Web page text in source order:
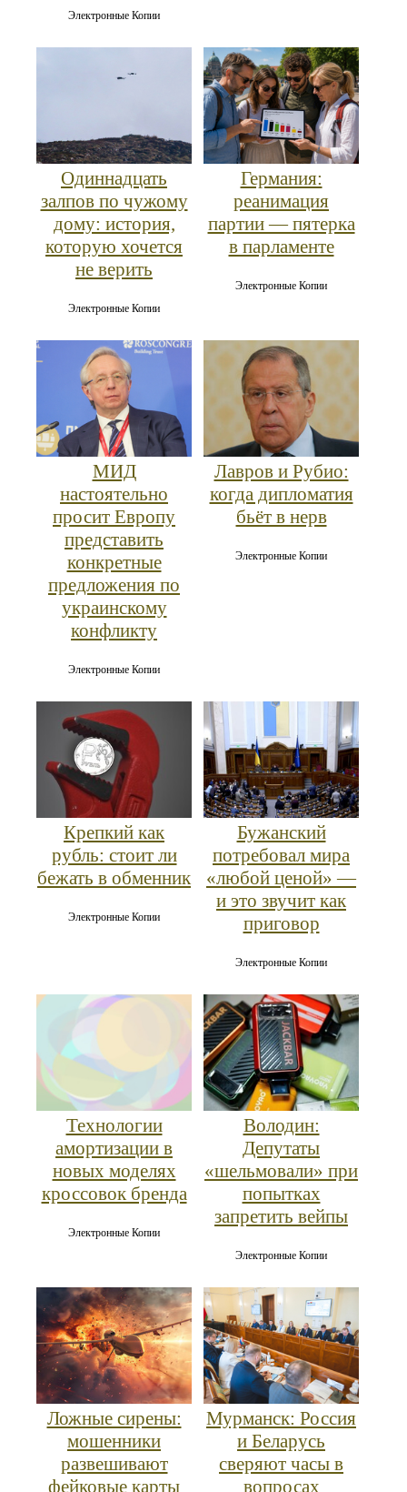
Электронные Копии
Одиннадцать
залпов по чужому
дому: история,
которую хочется
не верить
Электронные Копии
Германия:
реанимация
партии — пятерка
в парламенте
Электронные Копии
МИД
настоятельно
просит Европу
представить
конкретные
предложения по
украинскому
конфликту
Электронные Копии
Лавров и Рубио:
когда дипломатия
бьёт в нерв
Электронные Копии
Крепкий как
рубль: стоит ли
бежать в обменник
Электронные Копии
Бужанский
потребовал мира
«любой ценой» —
и это звучит как
приговор
Электронные Копии
Технологии
амортизации в
новых моделях
кроссовок бренда
Электронные Копии
Володин:
Депутаты
«шельмовали» при
попытках
запретить вейпы
Электронные Копии
Ложные сирены:
мошенники
развешивают
фейковые карты
Мурманск: Россия
и Беларусь
сверяют часы в
вопросах